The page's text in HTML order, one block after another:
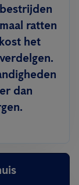
ratten
het
dan